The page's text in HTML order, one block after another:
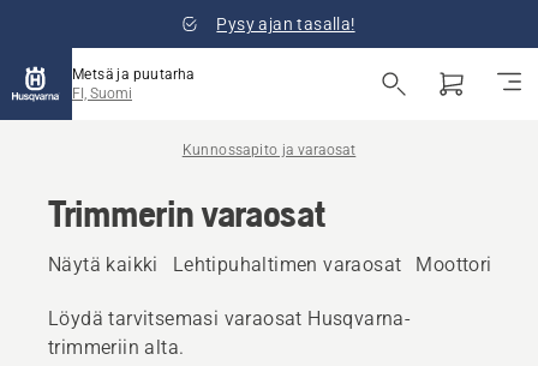
Pysy ajan tasalla!
Metsä ja puutarha
FI, Suomi
Kunnossapito ja varaosat
Trimmerin varaosat
Näytä kaikki Lehtipuhaltimen varaosat
Löydä tarvitsemasi varaosat Husqvarna-
trimmeriin alta.